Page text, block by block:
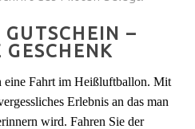
–
GESCHENK
eine Fahrt im Heißluftballon. Mit
Erlebnis an das man
wird. Fahren Sie der